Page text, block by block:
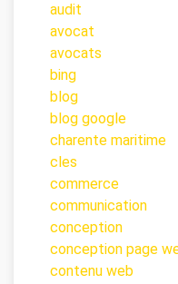
audit
avocat
avocats
bing
blog
blog google
charente maritime
cles
commerce
communication
conception
conception page
contenu web